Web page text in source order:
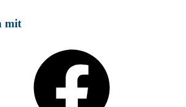
mit